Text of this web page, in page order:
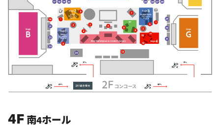
4F 南4ホール